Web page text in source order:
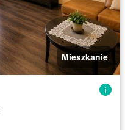
Mieszkanie